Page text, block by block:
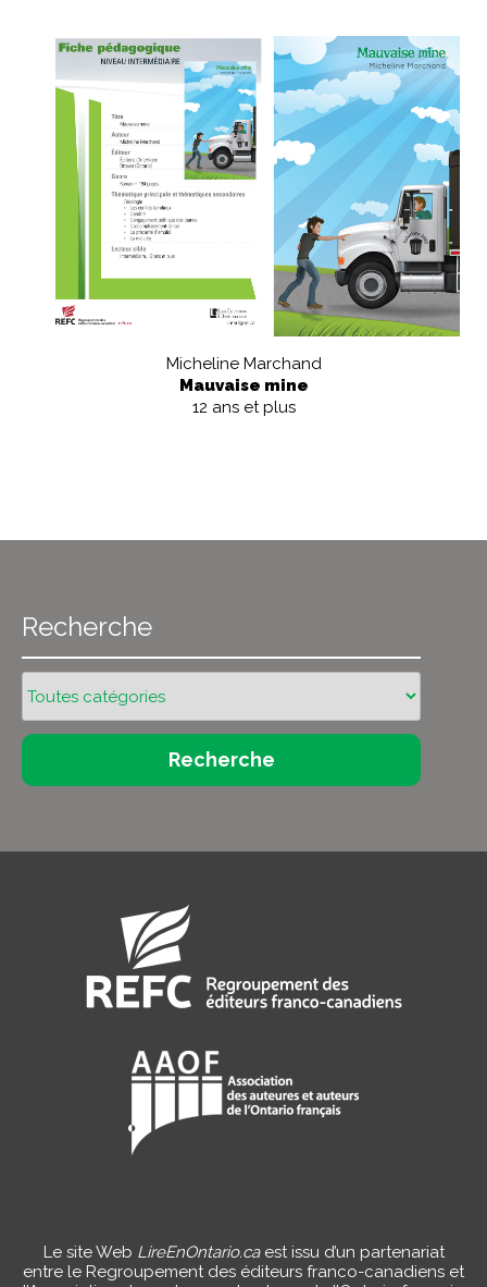
Micheline Marchand
Mauvaise mine
12 ans et plus
Le site Web LireEnOntario.caest issu d’un partenariat
entre le Regroupement des éditeurs franco-canadiens et